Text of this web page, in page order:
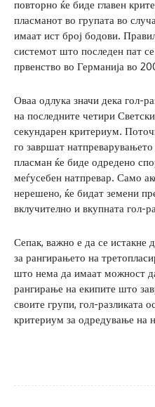
повторно ќе биде главен
пласманот во групата во
имаат ист број бодови.
системот што последен пат
првенство во Германија во
Оваа одлука значи дека гол-
на последните четири
секундарен критериум.
го завршат
пласман ќе биде одредено
меѓусебен натпревар. Само
нерешено, ќе бидат земени
вклучително и вкупната гол-
Сепак, важно е да се
за рангирањето на
што нема да имаат можност
рангирање на екипите што
своите групи, гол-разликата
критериум за одредување на